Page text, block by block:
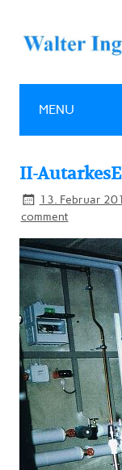
MENU
II-
13. Februar
comment